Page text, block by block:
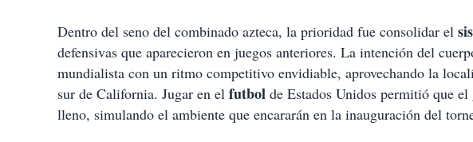
Dentro del seno del combinado azteca, la prioridad fue consolidar el
defensivas que aparecieron en juegos anteriores. La intención del
mundialista con un ritmo competitivo envidiable, aprovechando la
sur de California. Jugar en el futbol de Estados Unidos permitió que
lleno, simulando el ambiente que encararán en la inauguración del